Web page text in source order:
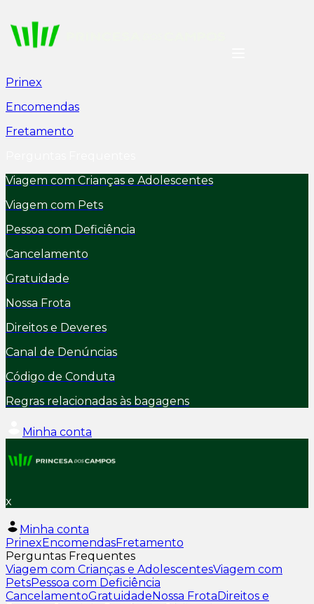
Prinex
Encomendas
Fretamento
Viagem com Crianças e Adolescentes
Viagem com Pets
Pessoa com Deficiência
Cancelamento
Gratuidade
Nossa Frota
Direitos e Deveres
Canal de Denúncias
Código de Conduta
Regras relacionadas às bagagens
Minha conta
x
Minha conta
PrinexEncomendasFretamento
Perguntas Frequentes
Viagem com Crianças e AdolescentesViagem com
PetsPessoa com Deficiência
CancelamentoGratuidadeNossa FrotaDireitos e